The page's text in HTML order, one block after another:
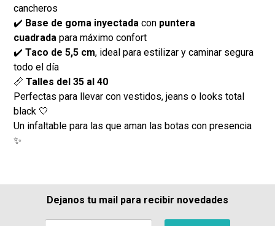
cancheros
✔️ Base de goma inyectada con puntera
cuadrada para máximo confort
✔️Taco de 5,5 cm, ideal para estilizar y caminar segura
todo el día
📏Talles del 35 al 40
Perfectas para llevar con vestidos, jeans o looks total
black 🤍
Un infaltable para las que aman las botas con presencia
✨
Dejanos tu mail para recibir novedades